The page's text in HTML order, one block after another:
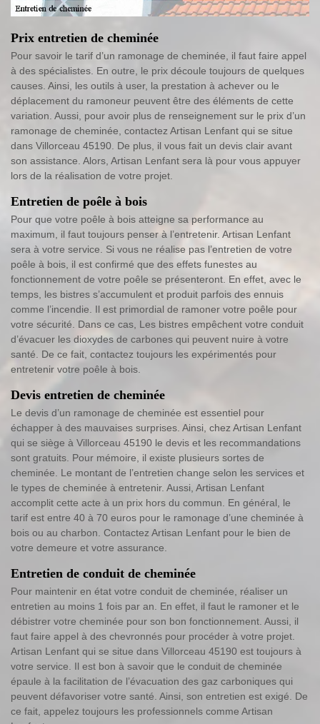
Prix entretien de cheminée
Pour savoir le tarif d’un ramonage de cheminée, il faut faire appel
à des spécialistes. En outre, le prix découle toujours de quelques
causes. Ainsi, les outils à user, la prestation à achever ou le
déplacement du ramoneur peuvent être des éléments de cette
variation. Aussi, pour avoir plus de renseignement sur le prix d’un
ramonage de cheminée, contactez Artisan Lenfant qui se situe
dans Villorceau 45190. De plus, il vous fait un devis clair avant
son assistance. Alors, Artisan Lenfant sera là pour vous appuyer
lors de la réalisation de votre projet.
Entretien de poêle à bois
Pour que votre poêle à bois atteigne sa performance au
maximum, il faut toujours penser à l’entretenir. Artisan Lenfant
sera à votre service. Si vous ne réalise pas l’entretien de votre
poêle à bois, il est confirmé que des effets funestes au
fonctionnement de votre poêle se présenteront. En effet, avec le
temps, les bistres s’accumulent et produit parfois des ennuis
comme l’incendie. Il est primordial de ramoner votre poêle pour
votre sécurité. Dans ce cas, Les bistres empêchent votre conduit
d’évacuer les dioxydes de carbones qui peuvent nuire à votre
santé. De ce fait, contactez toujours les expérimentés pour
entretenir votre poêle à bois.
Devis entretien de cheminée
Le devis d’un ramonage de cheminée est essentiel pour
échapper à des mauvaises surprises. Ainsi, chez Artisan Lenfant
qui se siège à Villorceau 45190 le devis et les recommandations
sont gratuits. Pour mémoire, il existe plusieurs sortes de
cheminée. Le montant de l’entretien change selon les services et
le types de cheminée à entretenir. Aussi, Artisan Lenfant
accomplit cette acte à un prix hors du commun. En général, le
tarif est entre 40 à 70 euros pour le ramonage d’une cheminée à
bois ou au charbon. Contactez Artisan Lenfant pour le bien de
votre demeure et votre assurance.
Entretien de conduit de cheminée
Pour maintenir en état votre conduit de cheminée, réaliser un
entretien au moins 1 fois par an. En effet, il faut le ramoner et le
débistrer votre cheminée pour son bon fonctionnement. Aussi, il
faut faire appel à des chevronnés pour procéder à votre projet.
Artisan Lenfant qui se situe dans Villorceau 45190 est toujours à
votre service. Il est bon à savoir que le conduit de cheminée
épaule à la facilitation de l’évacuation des gaz carboniques qui
peuvent défavoriser votre santé. Ainsi, son entretien est exigé. De
ce fait, appelez toujours les professionnels comme Artisan